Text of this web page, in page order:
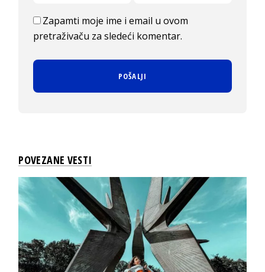
Zapamti moje ime i email u ovom
pretraživaču za sledeći komentar.
POVEZANE VESTI